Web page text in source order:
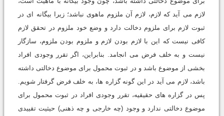
لازم می آید که لازم، لازم آن ملزوم ماهوی نباشد؛ زیرا بیگانه ای در
ثبوت لازم برای ملزوم دخالت دارد و وضع خود ملزوم در تحقق لازم
کافی نیست که این با لازم بودن لازم و ملزوم بودن ملزوم، سازگار
نیست و به خلف فرض می انجامد. بنابراین، اگر تقرر وجودی افراد
بخشی از موضوع باشد و در ثبوت محمول برای موضوع دخالتی داشته
باشد، لازم می آید در این گونه گزاره ها، به خلف فرض گرفتار شویم.
پس در گزاره های حقیقیه، تقرر وجودی افراد در ثبوت محمول برای
موضوع دخالتی ندارد و وجود (چه خارجی و چه ذهنی) حیثیت تقییدی